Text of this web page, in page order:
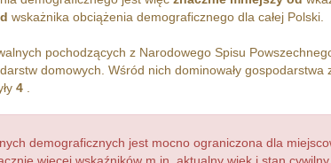
wskażnika obciążenia demograficznego dla całej Polski.
pochodzących z Narodowego Spisu
domowych. Wśród nich dominowały gospodarstwa
4.
demograficznych jest mocno ograniczona dla